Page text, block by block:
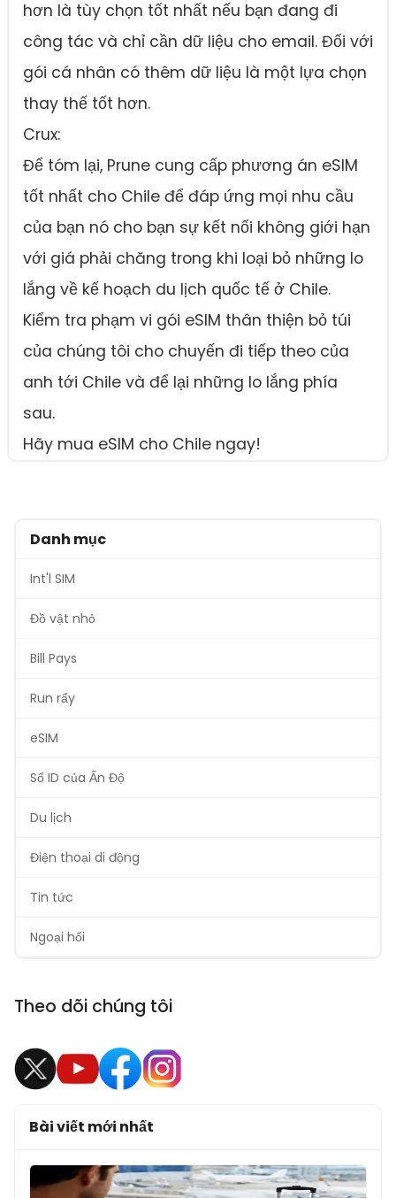
hơn là tùy chọn tốt nhất nếu bạn đang đi
công tác và chỉ cần dữ liệu cho email. Đối với
gói cá nhân có thêm dữ liệu là một lựa chọn
thay thế tốt hơn.
Crux:
Để tóm lại, Prune cung cấp phương án eSIM
tốt nhất cho Chile để đáp ứng mọi nhu cầu
của bạn nó cho bạn sự kết nối không giới hạn
với giá phải chăng trong khi loại bỏ những lo
lắng về kế hoạch du lịch quốc tế ở Chile.
Kiểm tra phạm vi gói eSIM thân thiện bỏ túi
của chúng tôi cho chuyến đi tiếp theo của
anh tới Chile và để lại những lo lắng phía
sau.
Hãy mua eSIM cho Chile ngay!
Danh mục
Int'l SIM
Đồ vật nhỏ
Bill Pays
Run rẩy
eSIM
Số ID của Ấn Độ
Du lịch
Điện thoại di động
Tin tức
Ngoại hối
Theo dõi chúng tôi
Bài viết mới nhất